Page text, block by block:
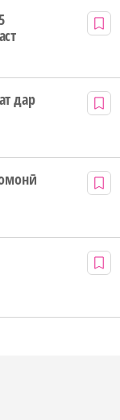
дар